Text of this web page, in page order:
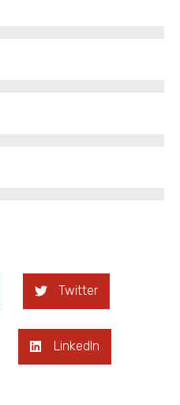
Twitter
LinkedIn